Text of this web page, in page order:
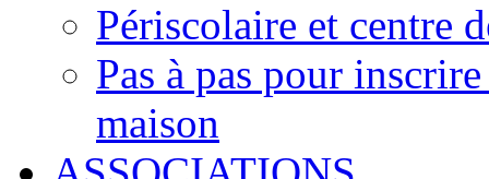
Périscolaire et centre
Pas à pas pour
maison